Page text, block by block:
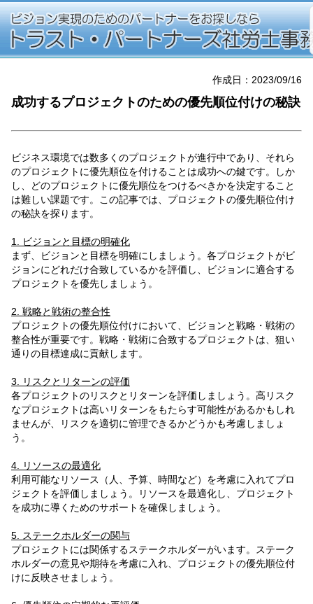
作成日：2023/09/16
成功するプロジェクトのための優先順位付けの秘訣
ビジネス環境では数多くのプロジェクトが進行中であり、それら
のプロジェクトに優先順位を付けることは成功への鍵です。しか
し、どのプロジェクトに優先順位をつけるべきかを決定すること
は難しい課題です。この記事では、プロジェクトの優先順位付け
の秘訣を探ります。
1. ビジョンと目標の明確化
まず、ビジョンと目標を明確にしましょう。各プロジェクトがビ
ジョンにどれだけ合致しているかを評価し、ビジョンに適合する
プロジェクトを優先しましょう。
2. 戦略と戦術の整合性
プロジェクトの優先順位付けにおいて、ビジョンと戦略・戦術の
整合性が重要です。戦略・戦術に合致するプロジェクトは、狙い
通りの目標達成に貢献します。
3. リスクとリターンの評価
各プロジェクトのリスクとリターンを評価しましょう。高リスク
なプロジェクトは高いリターンをもたらす可能性があるかもしれ
ませんが、リスクを適切に管理できるかどうかも考慮しましょ
う。
4. リソースの最適化
利用可能なリソース（人、予算、時間など）を考慮に入れてプロ
ジェクトを評価しましょう。リソースを最適化し、プロジェクト
を成功に導くためのサポートを確保しましょう。
5. ステークホルダーの関与
プロジェクトには関係するステークホルダーがいます。ステーク
ホルダーの意見や期待を考慮に入れ、プロジェクトの優先順位付
けに反映させましょう。